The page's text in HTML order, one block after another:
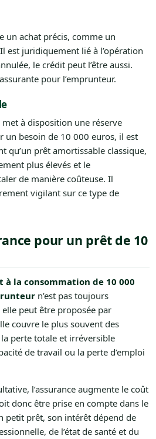
un achat précis, comme un
est juridiquement lié à l’opération
le crédit peut l’être aussi.
pour l’emprunteur.
met à disposition une réserve
un besoin de 10 000 euros, il est
qu’un prêt amortissable classique,
plus élevés et le
de manière coûteuse. Il
vigilant sur ce type de
pour un prêt de 10
à la consommation de 10 000
n’est pas toujours
peut être proposée par
couvre le plus souvent des
perte totale et irréversible
de travail ou la perte d’emploi
l’assurance augmente le coût
donc être prise en compte dans le
petit prêt, son intérêt dépend de
de l’état de santé et du